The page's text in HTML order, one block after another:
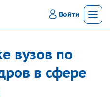
Войти
вузов по
в сфере